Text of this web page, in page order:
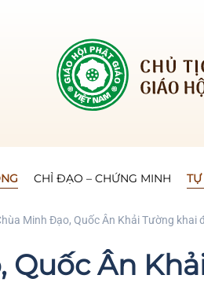
CHỈ ĐẠO – CHỨNG MINH
Minh Đạo, Quốc Ân Khải Tường khai
Quốc Ân